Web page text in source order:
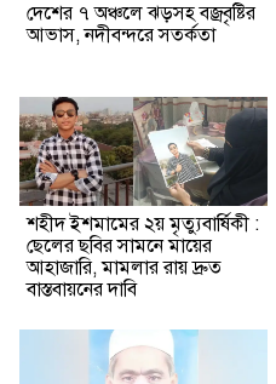
দেশের ৭ অঞ্চলে ঝড়সহ বজ্রবৃষ্টির
আভাস, নদীবন্দরে সতর্কতা
শহীদ ইশমামের ২য় মৃত্যুবার্ষিকী :
ছেলের ছবির সামনে মায়ের
আহাজারি, মামলার রায় দ্রুত
বাস্তবায়নের দাবি